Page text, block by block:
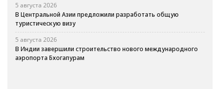
5 августа 2026
В Центральной Азии предложили разработать общую
туристическую визу
5 августа 2026
В Индии завершили строительство нового международного
аэропорта Бхогапурам